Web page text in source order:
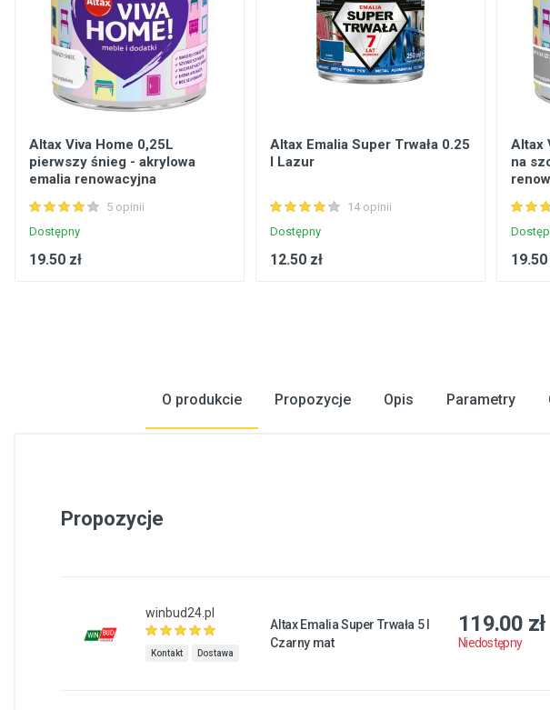
Altax Viva Home 0,25L
pierwszy śnieg - akrylowa
emalia renowacyjna
5 opinii
Dostępny
19.50 zł
Altax Emalia Super Trwała 0.25
l Lazur
14 opinii
Dostępny
12.50 zł
Altax
na
19.50
O produkcie Propozycje Opis Parametry
Propozycje
winbud24.pl
Kontakt Dostawa
Altax Emalia Super Trwała 5 l
Czarny mat
119.00 zł
Niedostępny